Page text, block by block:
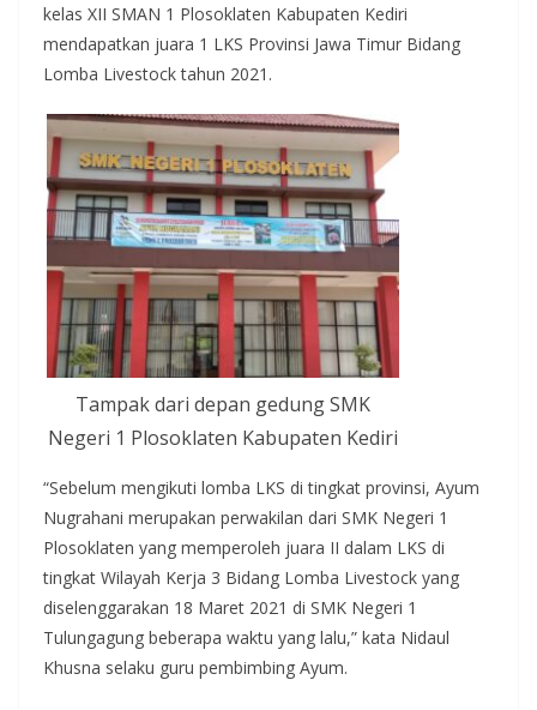
kelas XII SMAN 1 Plosoklaten Kabupaten Kediri
mendapatkan juara 1 LKS Provinsi Jawa Timur Bidang
Lomba Livestock tahun 2021.
Tampak dari depan gedung SMK
Negeri 1 Plosoklaten Kabupaten Kediri
“Sebelum mengikuti lomba LKS di tingkat provinsi, Ayum
Nugrahani merupakan perwakilan dari SMK Negeri 1
Plosoklaten yang memperoleh juara II dalam LKS di
tingkat Wilayah Kerja 3 Bidang Lomba Livestock yang
diselenggarakan 18 Maret 2021 di SMK Negeri 1
Tulungagung beberapa waktu yang lalu,” kata Nidaul
Khusna selaku guru pembimbing Ayum.